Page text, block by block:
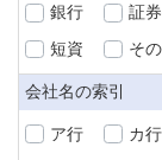
銀行 証
短資 そ
会社名の索引
ア行 カ行